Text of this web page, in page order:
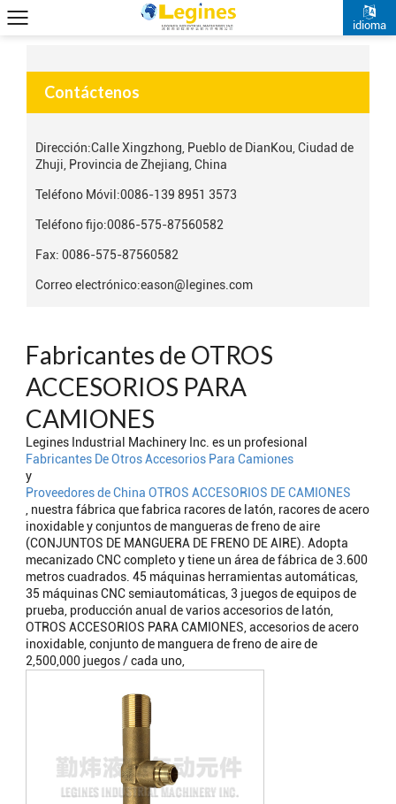
idioma
Contáctenos
Dirección:Calle Xingzhong, Pueblo de DianKou, Ciudad de
Zhuji, Provincia de Zhejiang, China
Teléfono Móvil:0086-139 8951 3573
Teléfono fijo:0086-575-87560582
Fax: 0086-575-87560582
Correo electrónico:eason@legines.com
Fabricantes de OTROS
ACCESORIOS PARA
CAMIONES
Legines Industrial Machinery Inc. es un profesional
Fabricantes De Otros Accesorios Para Camiones
y
Proveedores de China OTROS ACCESORIOS DE CAMIONES
, nuestra fábrica que fabrica racores de latón, racores de acero
inoxidable y conjuntos de mangueras de freno de aire
(CONJUNTOS DE MANGUERA DE FRENO DE AIRE). Adopta
mecanizado CNC completo y tiene un área de fábrica de 3.600
metros cuadrados. 45 máquinas herramientas automáticas,
35 máquinas CNC semiautomáticas, 3 juegos de equipos de
prueba, producción anual de varios accesorios de latón,
OTROS ACCESORIOS PARA CAMIONES, accesorios de acero
inoxidable, conjunto de manguera de freno de aire de
2,500,000 juegos / cada uno,